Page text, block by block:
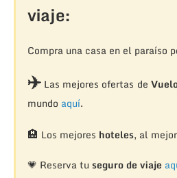
viaje:
Compra una casa en el paraíso
✈️Las mejores ofertas de
mundo aquí.
🏨 Los mejores hoteles, al
💗 Reserva tu seguro de viaje